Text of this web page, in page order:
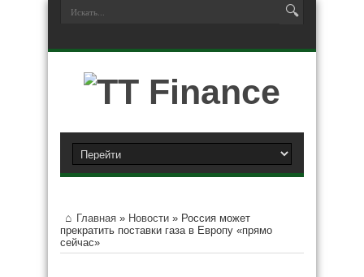
Главная » Новости » Россия может
прекратить поставки газа в Европу «прямо
сейчас»